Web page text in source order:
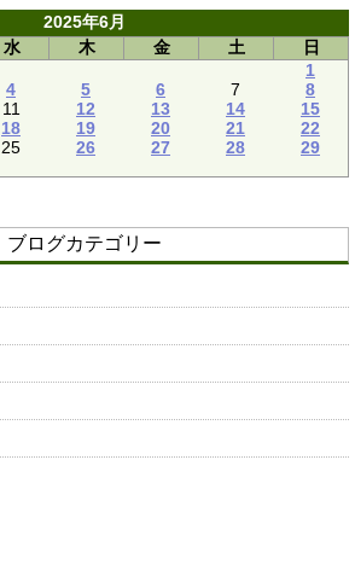
2025年6月
水 木 金 土
日
1
4 5 6 7
8
11 12 13 14
15
18 19 20 21
22
25 26 27 28
29
ブログカテゴリー